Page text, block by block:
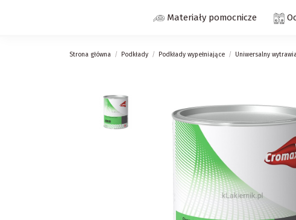
Materiały pomocnicze
Strona główna Podkłady Podkłady wypełniające Uniwersalny